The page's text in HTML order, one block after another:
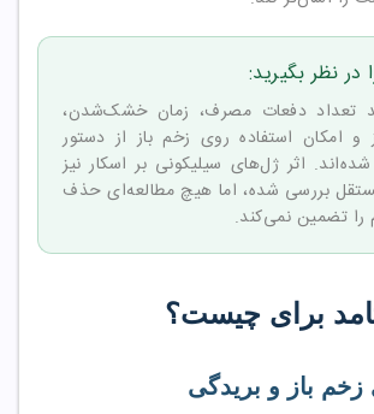
در نظر بگیرید:
تعداد دفعات مصرف، زمان خشک‌شدن،
و امکان استفاده روی زخم باز از دستور
اثر ژل‌های سیلیکونی بر اسکار نیز
بررسی شده، اما هیچ مطالعه‌ای حذف
تضمین نمی‌کند.
برای چیست؟
زخم باز و بریدگی